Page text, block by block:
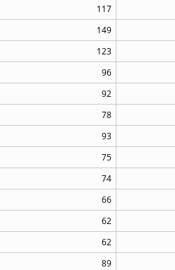
117
149
123
96
92
78
93
75
74
66
62
62
89